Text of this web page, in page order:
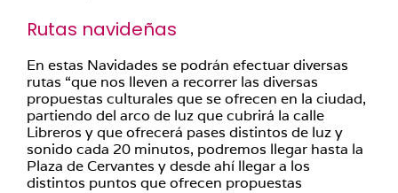
Rutas navideñas
En estas Navidades se podrán efectuar diversas
rutas “que nos lleven a recorrer las diversas
propuestas culturales que se ofrecen en la ciudad,
partiendo del arco de luz que cubrirá la calle
Libreros y que ofrecerá pases distintos de luz y
sonido cada 20 minutos, podremos llegar hasta la
Plaza de Cervantes y desde ahí llegar a los
distintos puntos que ofrecen propuestas